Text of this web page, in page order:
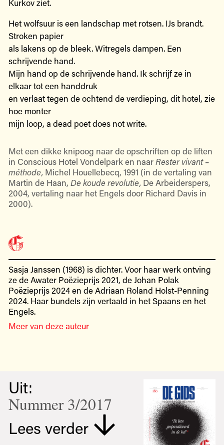
Kurkov ziet.
Het wolfsuur is een landschap met rotsen. IJs brandt.
Stroken papier
als lakens op de bleek. Witregels dampen. Een
schrijvende hand.
Mijn hand op de schrijvende hand. Ik schrijf ze in
elkaar tot een handdruk
en verlaat tegen de ochtend de verdieping, dit hotel, zie
hoe monter
mijn loop, a dead poet does not write.
Met een dikke knipoog naar de opschriften op de liften
in Conscious Hotel Vondelpark en naarRester vivant –
méthode, Michel Houellebecq, 1991 (in de vertaling van
Martin de Haan, De koude revolutie, De Arbeiderspers,
2004, vertaling naar het Engels door Richard Davis in
2000).
Sasja Janssen (1968) is dichter. Voor haar werk ontving
ze de Awater Poëzieprijs 2021, de Johan Polak
Poëzieprijs 2024 en de Adriaan Roland Holst-Penning
2024. Haar bundels zijn vertaald in het Spaans en het
Engels.
Meer van deze auteur
Uit:
Nummer 3/2017
Lees verder